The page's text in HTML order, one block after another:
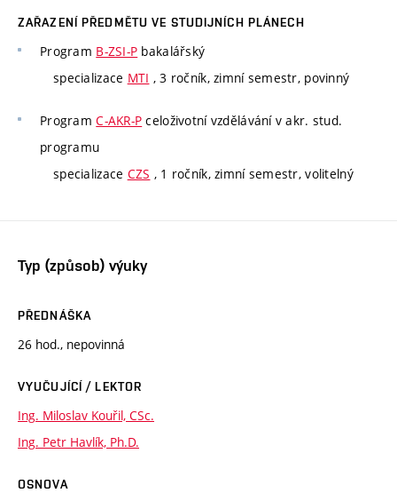
ZAŘAZENÍ PŘEDMĚTU VE STUDIJNÍCH PLÁNECH
Program B-ZSI-P bakalářský
specializace MTI , 3 ročník, zimní semestr, povinný
ProgramC-AKR-P celoživotní vzdělávání v akr. stud.
programu
specializace CZS , 1 ročník, zimní semestr, volitelný
Typ (způsob) výuky
PŘEDNÁŠKA
26 hod., nepovinná
VYUČUJÍCÍ / LEKTOR
Ing. Miloslav Kouřil, CSc.
Ing. Petr Havlík, Ph.D.
OSNOVA